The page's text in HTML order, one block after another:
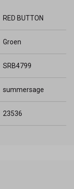
RED BUTTON
Groen
SRB4799
summersage
23536